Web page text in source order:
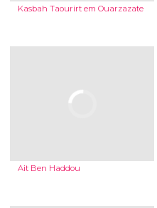
Kasbah Taourirt em Ouarzazate
Ait Ben Haddou